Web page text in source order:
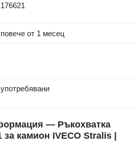
176621
повече от 1 месец
употребявани
— Ръкохватка
за камион IVECO Stralis |